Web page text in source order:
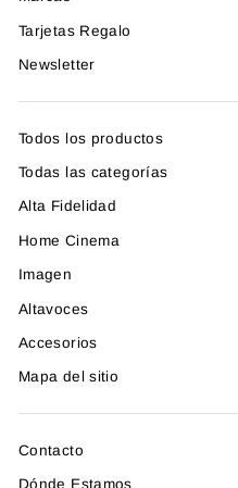
Tarjetas Regalo
Newsletter
Todos los productos
Todas las categorías
Alta Fidelidad
Home Cinema
Imagen
Altavoces
Accesorios
Mapa del sitio
Contacto
Dónde Estamos